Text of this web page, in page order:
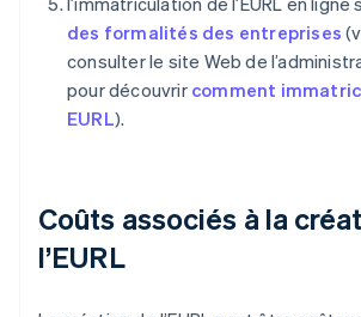
des formalités des entreprises
consulter le site Web de
pour découvrir comment
EURL).
Coûts associés à la
l’EURL